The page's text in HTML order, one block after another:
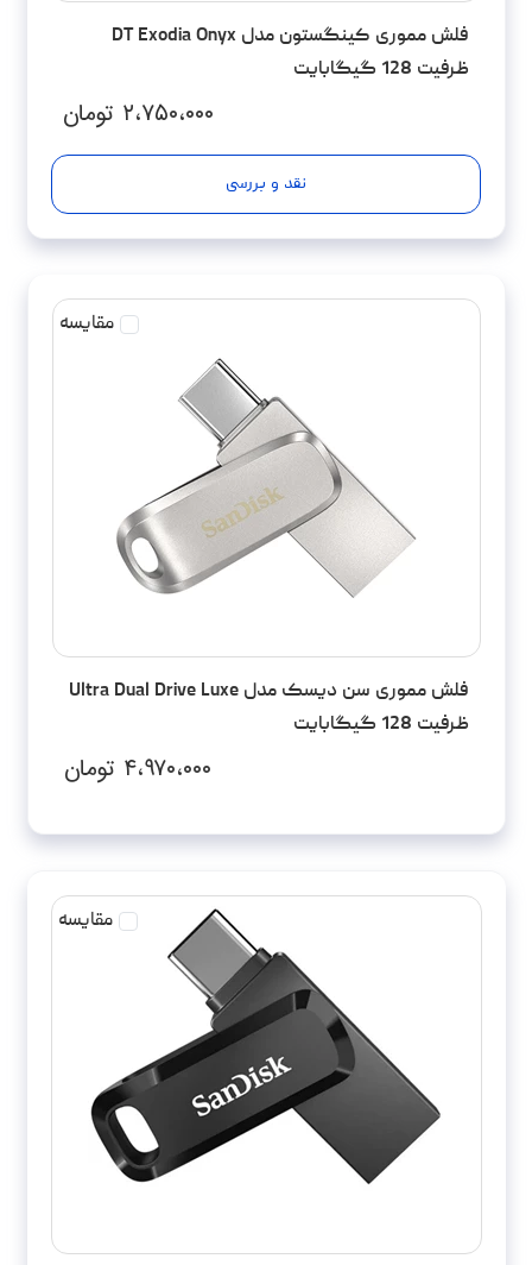
فلش مموری کینگستون مدل DT Exodia Onyx
ظرفیت 128 گیگابایت
۲،۷۵۰،۰۰۰ تومان
نقد و بررسی
مقایسه
فلش مموری سن دیسک مدل Ultra Dual Drive Luxe
ظرفیت 128 گیگابایت
۴،۹۷۰،۰۰۰ تومان
مقایسه